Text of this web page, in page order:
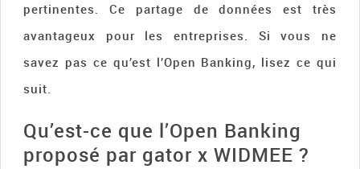
pertinentes. Ce partage de données est très
avantageux pour les entreprises. Si vous ne
savez pas ce qu’est l’Open Banking, lisez ce qui
suit.
Qu’est-ce que l’Open Banking
proposé par gator x WIDMEE ?